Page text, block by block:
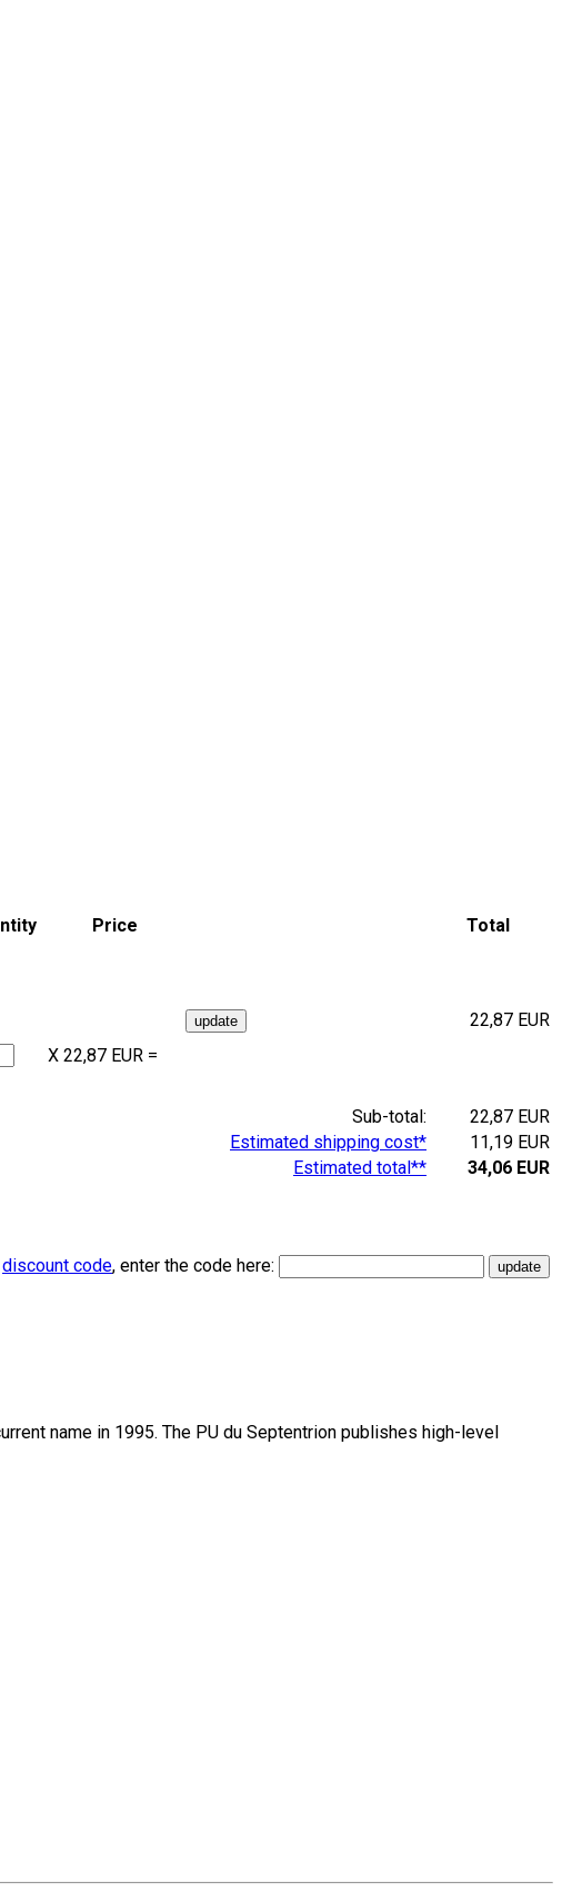
Price Total
X 22,87 EUR =
22,87 EUR
Sub-total:
22,87 EUR
Estimated shipping cost*
11,19 EUR
Estimated total**
34,06 EUR
discount code, enter the code here:
name in 1995. The PU du Septentrion publishes high-level